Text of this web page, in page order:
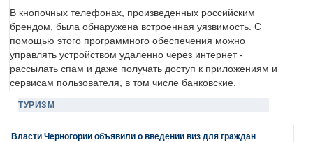
В кнопочных телефонах, произведенных российским
брендом, была обнаружена встроенная уязвимость. С
помощью этого программного обеспечения можно
управлять устройством удаленно через интернет -
рассылать спам и даже получать доступ к приложениям и
сервисам пользователя, в том числе банковские.
ТУРИЗМ
Власти Черногории объявили о введении виз для граждан